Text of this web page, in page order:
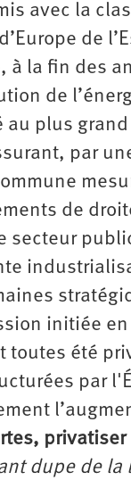
avec la
de
à la fin des
de
plus
par
de
secteur
initiée
toutes été
par
dupe de